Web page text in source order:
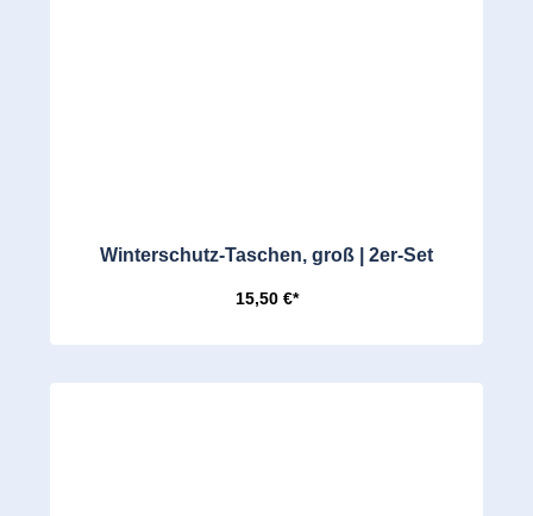
Winterschutz-Taschen, groß | 2er-Set
15,50 €*